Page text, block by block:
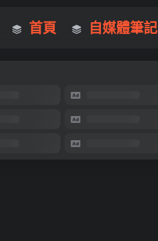
首頁 自媒體筆記